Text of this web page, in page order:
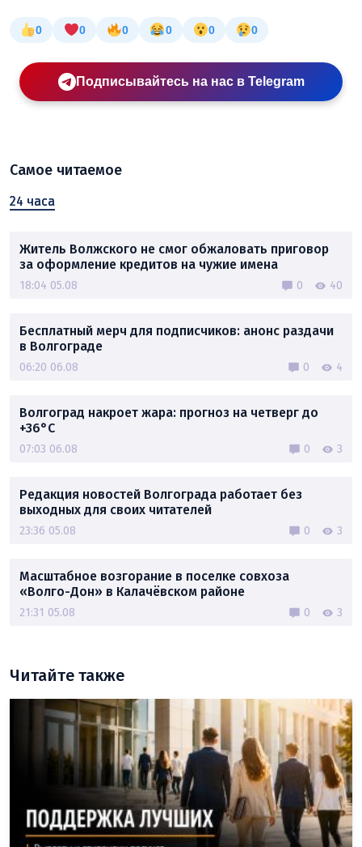
0 0 0 0 0 0
Подписывайтесь на нас в Telegram
Самое читаемое
24 часа
Житель Волжского не смог обжаловать приговор
за оформление кредитов на чужие имена
18:04 05.08 0 40
Бесплатный мерч для подписчиков: анонс раздачи
в Волгограде
06:20 06.08 0 4
Волгоград накроет жара: прогноз на четверг до
+36°C
07:03 06.08 0 3
Редакция новостей Волгограда работает без
выходных для своих читателей
23:36 05.08 0 3
Масштабное возгорание в поселке совхоза
«Волго-Дон» в Калачёвском районе
21:31 05.08 0 3
Читайте также